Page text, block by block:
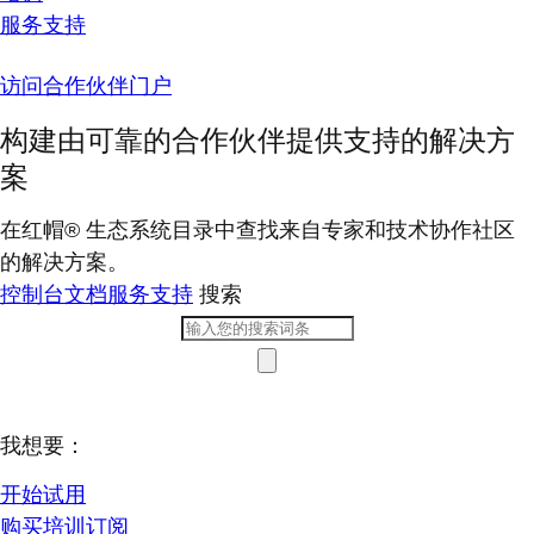
服务支持
访问合作伙伴门户
构建由可靠的合作伙伴提供支持的解决方
案
在红帽® 生态系统目录中查找来自专家和技术协作社区
的解决方案。
控制台文档服务支持 搜索
我想要：
开始试用
购买培训订阅